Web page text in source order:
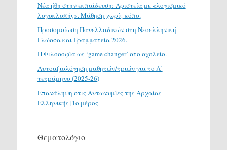
Νέα ήθη στην εκπαίδευση: Αριστεία με «λογισμικό
λογοκλοπής». Μάθηση χωρίς κόπο.
Προσομοίωση Πανελλαδικών στη Νεοελληνική
Γλώσσα και Γραμματεία 2026.
H Φιλοσοφία ως ‘game changer’ στο σχολείο.
Αυτοαξιολόγηση μαθητών/τριών για το Α΄
τετράμηνο (2025-26)
Επανάληψη στις Αντωνυμίες της Αρχαίας
Ελληνικής |1ο μέρος
Θεματολόγιο